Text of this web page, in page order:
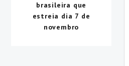
brasileira que
estreia dia 7 de
novembro